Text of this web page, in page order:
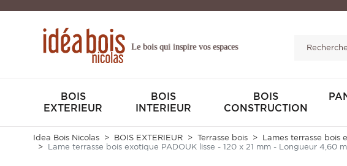
Le bois qui inspire vos espaces
BOIS
EXTERIEUR
BOIS
INTERIEUR
BOIS
CONSTRUCTION
Idea Bois Nicolas BOIS EXTERIEUR Terrasse bois Lames terrasse bois
Lame terrasse bois exotique PADOUK lisse - 120 x 21 mm - Longueur 4,60 m